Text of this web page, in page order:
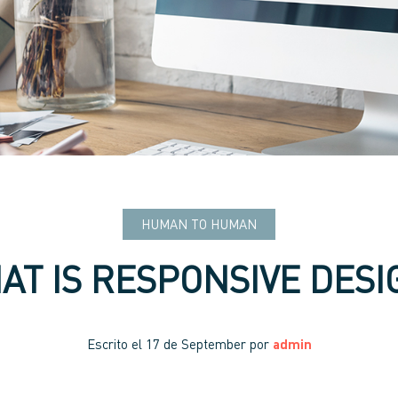
HUMAN TO HUMAN
IS RESPONSIVE
Escrito el 17 de Septemberpor admin